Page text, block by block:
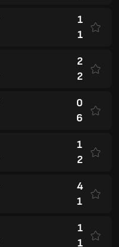
1
1
2
2
0
6
1
2
4
1
1
1